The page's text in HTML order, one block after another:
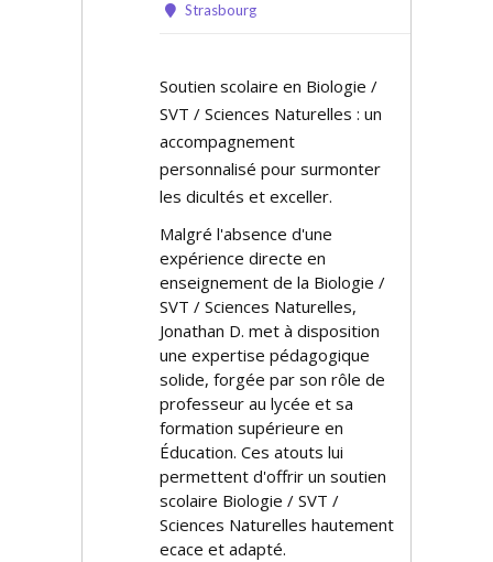
Strasbourg
Soutien scolaire en Biologie /
SVT / Sciences Naturelles : un
accompagnement
personnalisé pour surmonter
les difficultés et exceller.
Malgré l'absence d'une
expérience directe en
enseignement de la Biologie /
SVT / Sciences Naturelles,
Jonathan D. met à disposition
une expertise pédagogique
solide, forgée par son rôle de
professeur au lycée et sa
formation supérieure en
Éducation. Ces atouts lui
permettent d'offrir un soutien
scolaire Biologie / SVT /
Sciences Naturelles hautement
efficace et adapté.